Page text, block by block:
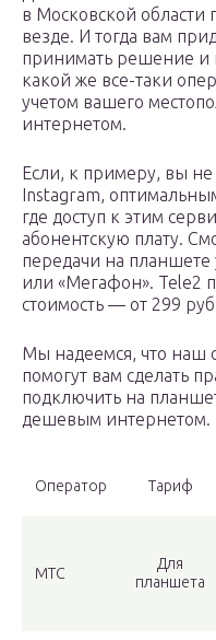
в Московской области
везде. И тогда вам
принимать решение и
какой же все-таки
учетом вашего
интернетом.
Если, к примеру, вы
Instagram,
где доступ к этим
абонентскую плату.
передачи на
или «Мегафон». Tele2
стоимость — от 299
Мы надеемся, что наш
помогут вам сделать
подключить на
дешевым интернетом.
Оператор Тариф
МТС
Для
планшета